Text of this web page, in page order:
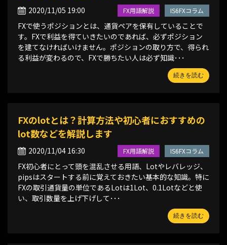
2020/11/05 19:00
FXで使うポジションとは、通貨ペアを保有していることで
す。FXで利益を得ていきたいのであれば、必ずポジション
を建てなければいけません。ポジションの取り方で、得られ
る利益が変わるので、FXで勝ちたい人は必ず知識･･･
続きを読む
FX用語解説 IS6FXコラム
FXのlotとは？計算方法や初心者におすすめの
lot数などを解説します
2020/11/04 16:30
FX初心者にとって頭を混乱させる用語、Lotやレバレッジ、
pipsはスタートする前に覚えておきたい基本的な知識。特に
FXの取引通貨量の単位であるLotは1Lot、0.1Lotなどと使
い、取引数量を上げ下げして･･･
続きを読む
FX用語解説 IS6FXコラム